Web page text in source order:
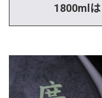
1800ml